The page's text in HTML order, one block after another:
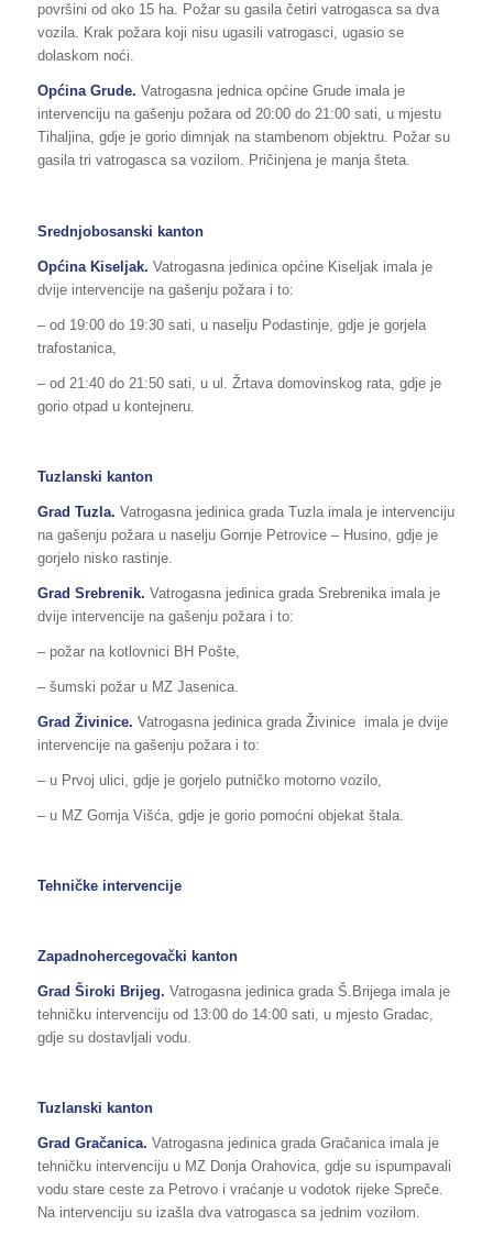
površini od oko 15 ha. Požar su gasila četiri vatrogasca sa dva
vozila. Krak požara koji nisu ugasili vatrogasci, ugasio se
dolaskom noći.
Općina Grude. Vatrogasna jednica općine Grude imala je
intervenciju na gašenju požara od 20:00 do 21:00 sati, u mjestu
Tihaljina, gdje je gorio dimnjak na stambenom objektru. Požar su
gasila tri vatrogasca sa vozilom. Pričinjena je manja šteta.
Srednjobosanski kanton
Općina Kiseljak. Vatrogasna jedinica općine Kiseljak imala je
dvije intervencije na gašenju požara i to:
– od 19:00 do 19:30 sati, u naselju Podastinje, gdje je gorjela
trafostanica,
– od 21:40 do 21:50 sati, u ul. Žrtava domovinskog rata, gdje je
gorio otpad u kontejneru.
Tuzlanski kanton
Grad Tuzla. Vatrogasna jedinica grada Tuzla imala je intervenciju
na gašenju požara u naselju Gornje Petrovice – Husino, gdje je
gorjelo nisko rastinje.
Grad Srebrenik. Vatrogasna jedinica grada Srebrenika imala je
dvije intervencije na gašenju požara i to:
– požar na kotlovnici BH Pošte,
– šumski požar u MZ Jasenica.
Grad Živinice. Vatrogasna jedinica grada Živinice
imala je dvije
intervencije na gašenju požara i to:
– u Prvoj ulici, gdje je gorjelo putničko motorno vozilo,
– u MZ Gornja Višća, gdje je gorio pomoćni objekat štala.
Tehničke intervencije
Zapadnohercegovački kanton
Grad Široki Brijeg. Vatrogasna jedinica grada Š.Brijega imala je
tehničku intervenciju od 13:00 do 14:00 sati, u mjesto Gradac,
gdje su dostavljali vodu.
Tuzlanski kanton
Grad Gračanica. Vatrogasna jedinica grada Gračanica imala je
tehničku intervenciju u MZ Donja Orahovica, gdje su ispumpavali
vodu stare ceste za Petrovo i vraćanje u vodotok rijeke Spreče.
Na intervenciju su izašla dva vatrogasca sa jednim vozilom.